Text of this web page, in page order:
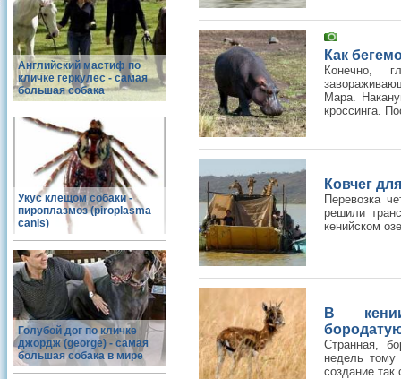
Английский мастиф по
кличке геркулес - самая
большая собака
Укус клещом собаки -
пироплазмоз (piroplasma
canis)
Голубой дог по кличке
джордж (george) - самая
большая собака в мире
Как
Конечно,
Мара.
кроссинга.
Ковчег
Перевозка
решили
кенийском
В
Странная,
недель
создание так